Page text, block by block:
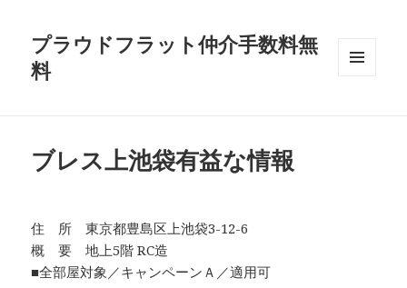
プラウドフラット仲介手数料無
料
ブレス上池袋有益な情報
住 所 東京都豊島区上池袋3-12-6
概 要 地上5階 RC造
■全部屋対象／キャンペーンＡ／適用可